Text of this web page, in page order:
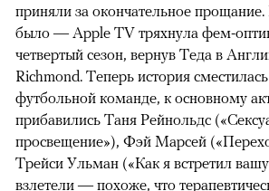
00:00 / 00:00
приняли за окончательное прощание.
было — Apple TV тряхнула фем-
четвертый сезон, вернув Теда в
Richmond. Теперь история
футбольной команде, к основному
прибавились Таня Рейнольдс
просвещение»), Фэй Марсей
Трейси Ульман («Как я встретил
взлетели — похоже, что